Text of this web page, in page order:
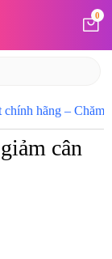
0
hãng – Chăm
cân